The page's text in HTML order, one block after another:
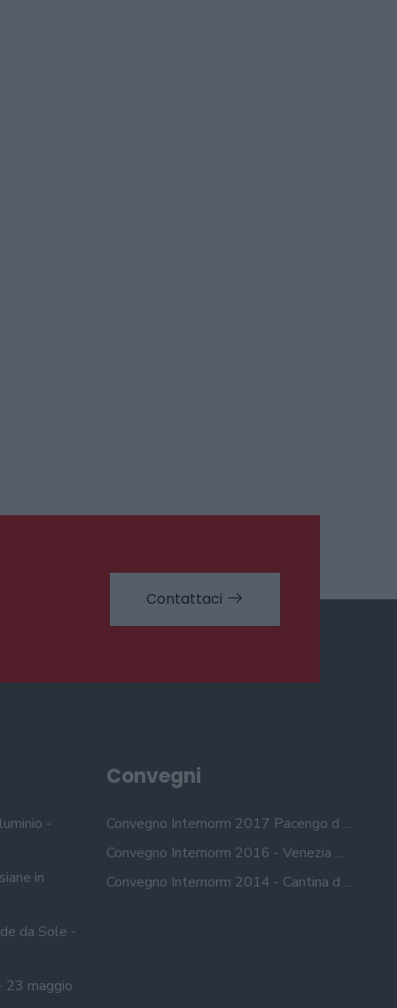
Contattaci
-
in
da Sole -
23 maggio
Convegni
Convegno Internorm 2017 Pacengo d ...
Convegno Internorm 2016 - Venezia ...
Convegno Internorm 2014 - Cantina d ...